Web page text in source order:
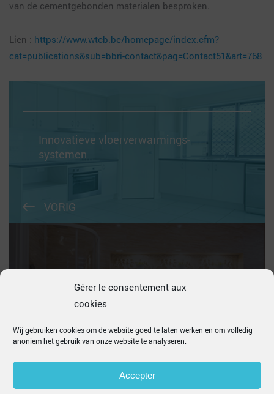
Gérer le consentement aux
cookies
Wij gebruiken cookies om de website goed te laten werken en om volledig
anoniem het gebruik van onze website te analyseren.
Accepter
van de cementgebonden materialen besproken.
Lien : https://www.wtcb.be/homepage/index.cfm?
cat=publications&sub=bbri-contact&pag=Contact51&art=768
Innovatieve vloerverwarmings-
systemen
VORIG
Gids om de juiste tegelverf te kiezen
VOLGEND